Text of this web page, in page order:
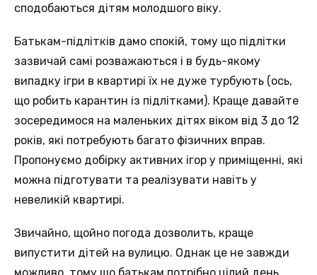
сподобаються дітям молодшого віку.
Батькам-підлітків дамо спокій, тому що підлітки
зазвичай самі розважаються і в будь-якому
випадку ігри в квартирі їх не дуже турбують (ось,
що робить карантин із підлітками). Краще давайте
зосередимося на маленьких дітях віком від 3 до 12
років, які потребують багато фізичних вправ.
Пропонуємо добірку активних ігор у приміщенні, які
можна підготувати та реалізувати навіть у
невеликій квартирі.
Звичайно, щойно погода дозволить, краще
випустити дітей на вулицю. Однак це не завжди